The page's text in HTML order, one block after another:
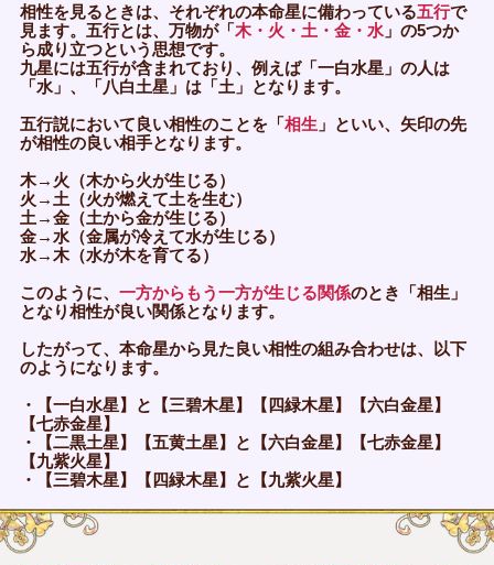
相性を見るときは、それぞれの本命星に備わっている五行で
見ます。五行とは、万物が「木・火・土・金・水」の5つか
ら成り立つという思想です。
九星には五行が含まれており、例えば「一白水星」の人は
「水」、「八白土星」は「土」となります。
五行説において良い相性のことを「相生 」といい、矢印の先
が相性の良い相手となります。
木→火（木から火が生じる）
火→土（火が燃えて土を生む）
土→金（土から金が生じる）
金→水（金属が冷えて水が生じる）
水→木（水が木を育てる）
このように、 一方からもう一方が生じる関係のとき「相生」
となり相性が良い関係となります。
したがって、本命星から見た良い相性の組み合わせは、以下
のようになります。
・【一白水星】と【三碧木星】【四緑木星】【六白金星】
【七赤金星】
・【二黒土星】【五黄土星】と【六白金星】【七赤金星】
【九紫火星】
・【三碧木星】【四緑木星】と【九紫火星】